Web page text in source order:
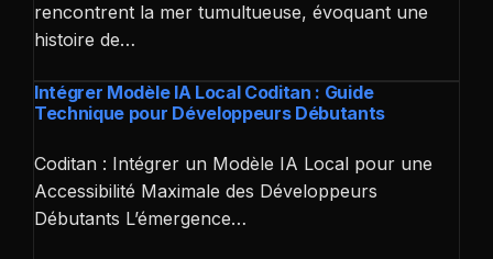
rencontrent la mer tumultueuse, évoquant une
histoire de…
Intégrer Modèle IA Local Coditan : Guide
Technique pour Développeurs Débutants
Coditan : Intégrer un Modèle IA Local pour une
Accessibilité Maximale des Développeurs
Débutants L’émergence…